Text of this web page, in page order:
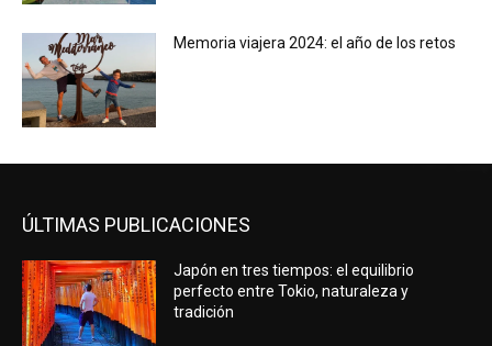
Memoria viajera 2024: el año de los retos
ÚLTIMAS PUBLICACIONES
Japón en tres tiempos: el equilibrio
perfecto entre Tokio, naturaleza y
tradición